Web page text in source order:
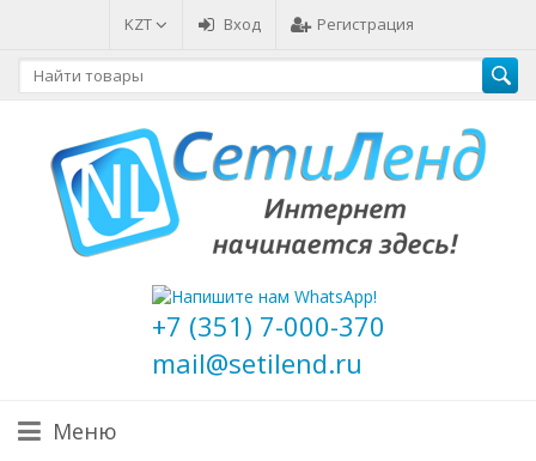
KZT Вход Регистрация
+7 (351) 7-000-370
mail@setilend.ru
Меню